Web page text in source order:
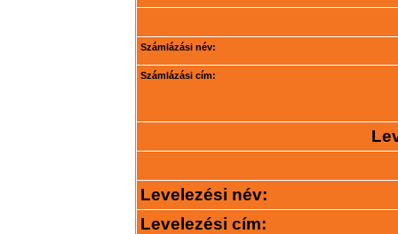
Számlázási név:
Számlázási cím:
Levelezési név:
Levelezési cím: